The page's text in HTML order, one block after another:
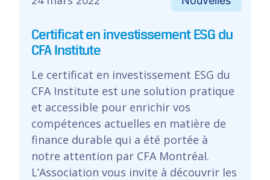
Certificat en investissement ESG du
CFA Institute
Le certificat en investissement ESG du
CFA Institute est une solution pratique
et accessible pour enrichir vos
compétences actuelles en matière de
finance durable qui a été portée à
notre attention par CFA Montréal.
L’Association vous invite à découvrir les